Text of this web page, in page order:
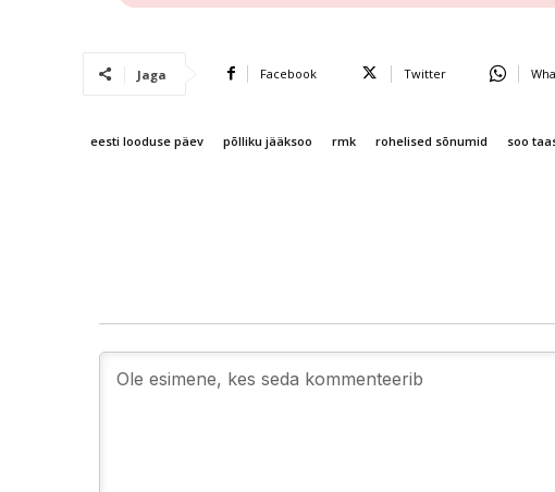
Jaga Facebook Twitter
eesti looduse päev põlliku jääksoo rmk rohelised sõnumid soo